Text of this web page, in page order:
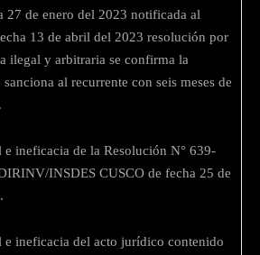
27 de enero del 2023 notificada al
13 de abril del 2023 resolución por
ilegal y arbitraria se confirma la
al recurrente con seis meses de
ineficacia de la Resolución N° 639-
INSDES CUSCO de fecha 25 de
e ineficacia del acto jurídico contenido